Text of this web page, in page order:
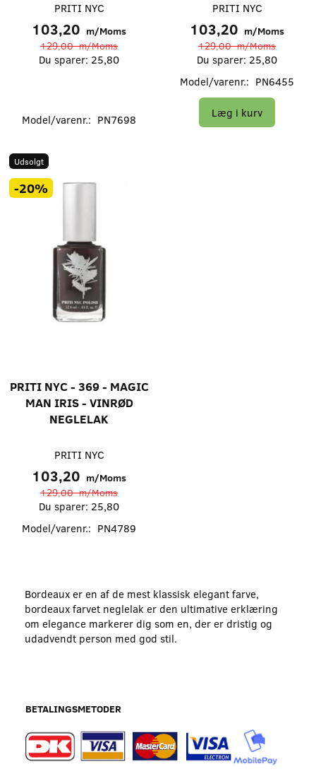
PRITI NYC
103,20 m/Moms
129,00m/Moms
Du sparer: 25,80
Model/varenr.: PN7698
PRITI NYC
103,20 m/Moms
129,00m/Moms
Du sparer: 25,80
Model/varenr.: PN6455
Læg i kurv
Udsolgt
-20%
PRITI NYC - 369 - MAGIC
MAN IRIS - VINRØD
NEGLELAK
PRITI NYC
103,20 m/Moms
129,00m/Moms
Du sparer: 25,80
Model/varenr.: PN4789
Bordeaux er en af de mest klassisk elegant farve,
bordeaux farvet neglelak er den ultimative erklæring
om elegance markerer dig som en, der er dristig og
udadvendt person med god stil.
BETALINGSMETODER